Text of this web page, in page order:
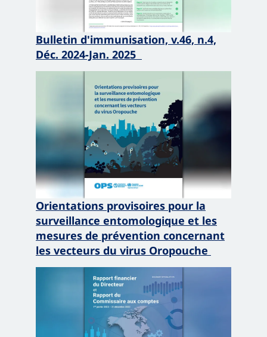
Bulletin d'immunisation, v.46, n.4,
Déc. 2024-Jan. 2025
Orientations provisoires pour la
surveillance entomologique et les
mesures de prévention concernant
les vecteurs du virus Oropouche